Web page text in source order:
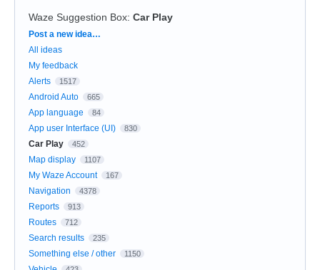
Waze Suggestion Box: Car Play
Categories
Post a new idea…
All ideas
My feedback
Alerts
1517
Android Auto 665
App language 84
App user Interface (UI) 830
Car Play 452
Map display 1107
My Waze Account 167
Navigation 4378
Reports 913
Routes 712
Search results 235
Something else / other 1150